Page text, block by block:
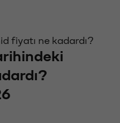
fiyatı ne kadardı?